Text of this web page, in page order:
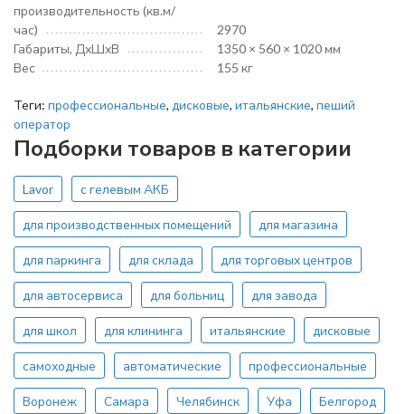
производительность (кв.м/
час)
2970
Габариты, ДхШхВ
1350 × 560 × 1020 мм
Вес
155 кг
Теги: профессиональные, дисковые, итальянские, пеший
оператор
Подборки товаров в категории
Lavor с гелевым АКБ
для производственных помещений для магазина
для паркинга для склада для торговых центров
для автосервиса для больниц для завода
для школ для клининга итальянские дисковые
самоходные автоматические профессиональные
Воронеж Самара Челябинск Уфа Белгород